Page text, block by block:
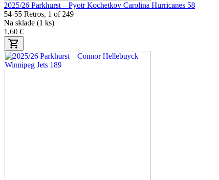
2025/26 Parkhurst – Pyotr Kochetkov Carolina Hurricanes 58
54-55 Retros, 1 of 249
Na sklade (1 ks)
1,60 €